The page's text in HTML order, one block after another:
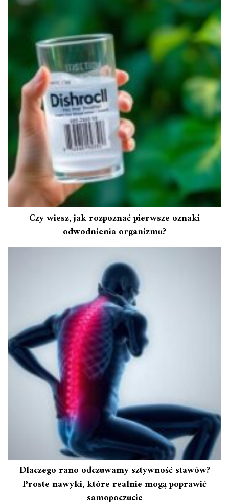
Czy wiesz, jak rozpoznać pierwsze oznaki
odwodnienia organizmu?
Dlaczego rano odczuwamy sztywność stawów?
Proste nawyki, które realnie mogą poprawić
samopoczucie